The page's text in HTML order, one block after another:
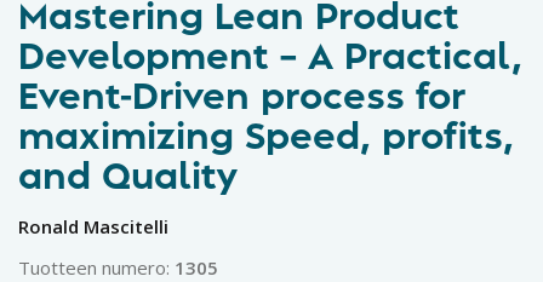
Mastering Lean Product
Development – A Practical,
Event-Driven process for
maximizing Speed, profits,
and Quality
Ronald Mascitelli
Tuotteen numero: 1305